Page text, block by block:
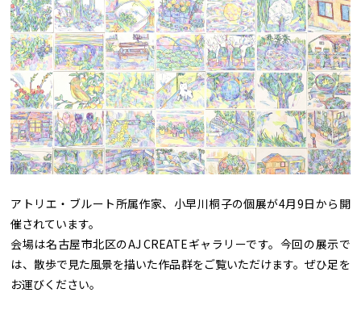
アトリエ・ブルート所属作家、小早川桐子の個展が4月9日から開
催されています。
会場は名古屋市北区のAJ CREATEギャラリーです。今回の展示で
は、散歩で見た風景を描いた作品群をご覧いただけます。ぜひ足を
お運びください。